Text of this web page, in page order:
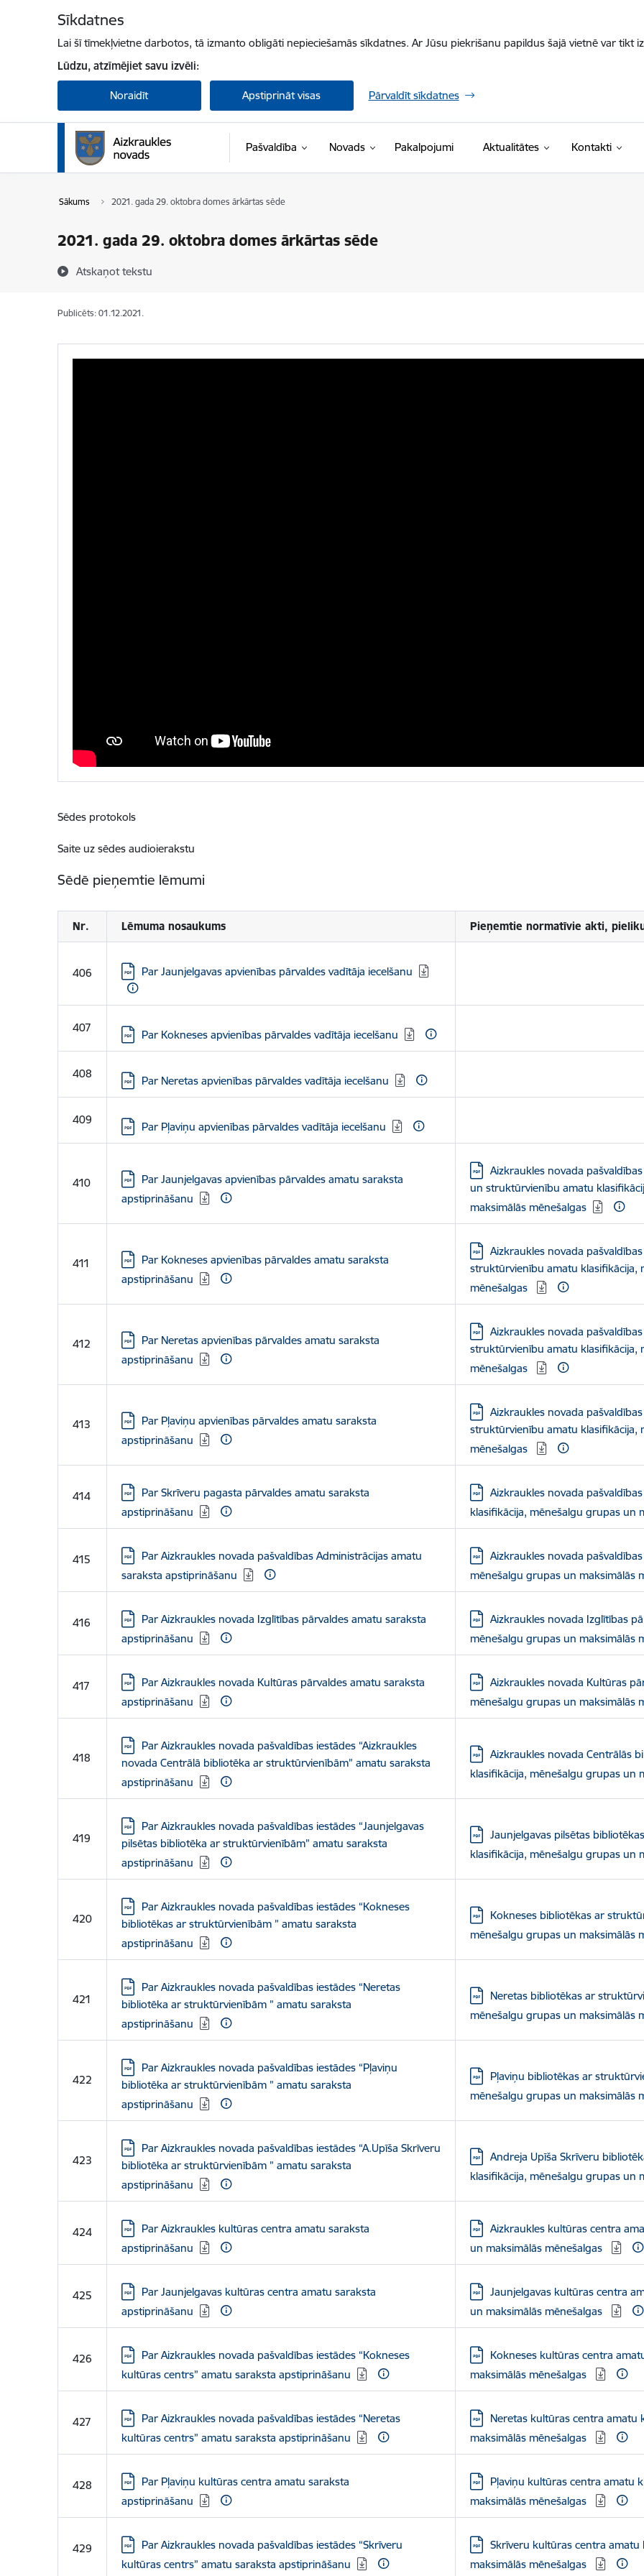
Sīkdatnes
Lai šī tīmekļvietne darbotos, tā izmanto obligāti nepieciešamās sīkdatnes. Ar Jūsu piekrišanu papildus šajā vietnē var tikt
Lūdzu, atzīmējiet savu izvēli:
Noraidīt Apstiprināt visas Pārvaldīt sīkdatnes
Pašvaldība Novads Pakalpojumi Aktualitātes Kontakti
Sākums 2021. gada 29. oktobra domes ārkārtas sēde
2021. gada 29. oktobra domes ārkārtas sēde
Atskaņot tekstu
Publicēts: 01.12.2021.
Sēdes protokols
Saite uz sēdes audioierakstu
Sēdē pieņemtie lēmumi
Nr. Lēmuma nosaukums Pieņemtie normatīvie akti,
406 Lejupielādēt:
Par Jaunjelgavas apvienības pārvaldes vadītāja iecelšanu
407 Lejupielādēt:
Par Kokneses apvienības pārvaldes vadītāja iecelšanu
408 Lejupielādēt:
Par Neretas apvienības pārvaldes vadītāja iecelšanu
409 Lejupielādēt:
Par Pļaviņu apvienības pārvaldes vadītāja iecelšanu
410 Lejupielādēt:
Par Jaunjelgavas apvienības pārvaldes amatu saraksta
apstiprināšanu
Lejupielādēt:
Aizkraukles novada
un struktūrvienību amatu
maksimālās mēnešalgas
411 Lejupielādēt:
Par Kokneses apvienības pārvaldes amatu saraksta
apstiprināšanu
Lejupielādēt:
Aizkraukles novada
struktūrvienību amatu klasifikācija,
mēnešalgas
412 Lejupielādēt:
Par Neretas apvienības pārvaldes amatu saraksta
apstiprināšanu
Lejupielādēt:
Aizkraukles novada
struktūrvienību amatu klasifikācija,
mēnešalgas
413 Lejupielādēt:
Par Pļaviņu apvienības pārvaldes amatu saraksta
apstiprināšanu
Lejupielādēt:
Aizkraukles novada
struktūrvienību amatu klasifikācija,
mēnešalgas
414 Lejupielādēt:
Par Skrīveru pagasta pārvaldes amatu saraksta
apstiprināšanu
Lejupielādēt:
Aizkraukles novada
klasifikācija, mēnešalgu grupas un
415 Lejupielādēt:
Par Aizkraukles novada pašvaldības Administrācijas amatu
saraksta apstiprināšanu
Lejupielādēt:
Aizkraukles novada
mēnešalgu grupas un maksimālās
416 Lejupielādēt:
Par Aizkraukles novada Izglītības pārvaldes amatu saraksta
apstiprināšanu
Lejupielādēt:
Aizkraukles novada Izglītības
mēnešalgu grupas un maksimālās
417 Lejupielādēt:
Par Aizkraukles novada Kultūras pārvaldes amatu saraksta
apstiprināšanu
Lejupielādēt:
Aizkraukles novada Kultūras
mēnešalgu grupas un maksimālās
418
Lejupielādēt:
Par Aizkraukles novada pašvaldības iestādes “Aizkraukles
novada Centrālā bibliotēka ar struktūrvienībām” amatu saraksta
apstiprināšanu
Lejupielādēt:
Aizkraukles novada Centrālās
klasifikācija, mēnešalgu grupas un
419
Lejupielādēt:
Par Aizkraukles novada pašvaldības iestādes “Jaunjelgavas
pilsētas bibliotēka ar struktūrvienībām” amatu saraksta
apstiprināšanu
Lejupielādēt:
Jaunjelgavas pilsētas
klasifikācija, mēnešalgu grupas un
420
Lejupielādēt:
Par Aizkraukles novada pašvaldības iestādes “Kokneses
bibliotēkas ar struktūrvienībām ” amatu saraksta
apstiprināšanu
Lejupielādēt:
Kokneses bibliotēkas ar
mēnešalgu grupas un maksimālās
421
Lejupielādēt:
Par Aizkraukles novada pašvaldības iestādes “Neretas
bibliotēka ar struktūrvienībām ” amatu saraksta
apstiprināšanu
Lejupielādēt:
Neretas bibliotēkas ar
mēnešalgu grupas un maksimālās
422
Lejupielādēt:
Par Aizkraukles novada pašvaldības iestādes “Pļaviņu
bibliotēka ar struktūrvienībām ” amatu saraksta
apstiprināšanu
Lejupielādēt:
Pļaviņu bibliotēkas ar
mēnešalgu grupas un maksimālās
423
Lejupielādēt:
Par Aizkraukles novada pašvaldības iestādes “A.Upīša Skrīveru
bibliotēka ar struktūrvienībām ” amatu saraksta
apstiprināšanu
Lejupielādēt:
Andreja Upīša Skrīveru
klasifikācija, mēnešalgu grupas un
424 Lejupielādēt:
Par Aizkraukles kultūras centra amatu saraksta
apstiprināšanu
Lejupielādēt:
Aizkraukles kultūras centra
un maksimālās mēnešalgas
425 Lejupielādēt:
Par Jaunjelgavas kultūras centra amatu saraksta
apstiprināšanu
Lejupielādēt:
Jaunjelgavas kultūras centra
un maksimālās mēnešalgas
426 Lejupielādēt:
Par Aizkraukles novada pašvaldības iestādes “Kokneses
kultūras centrs” amatu saraksta apstiprināšanu
Lejupielādēt:
Kokneses kultūras centra
maksimālās mēnešalgas
427 Lejupielādēt:
Par Aizkraukles novada pašvaldības iestādes “Neretas
kultūras centrs” amatu saraksta apstiprināšanu
Lejupielādēt:
Neretas kultūras centra amatu
maksimālās mēnešalgas
428 Lejupielādēt:
Par Pļaviņu kultūras centra amatu saraksta
apstiprināšanu
Lejupielādēt:
Pļaviņu kultūras centra amatu
maksimālās mēnešalgas
429 Lejupielādēt:
Par Aizkraukles novada pašvaldības iestādes “Skrīveru
kultūras centrs” amatu saraksta apstiprināšanu
Lejupielādēt:
Skrīveru kultūras centra
maksimālās mēnešalgas